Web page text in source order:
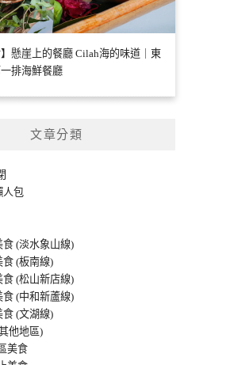
】懸崖上的餐廳 Cilah海的味道｜東
排海鮮餐廳
文章分類
人包
食 (淡水象山線)
食 (板南線)
食 (松山新店線)
食 (中和新蘆線)
食 (文湖線)
他地區)
美食